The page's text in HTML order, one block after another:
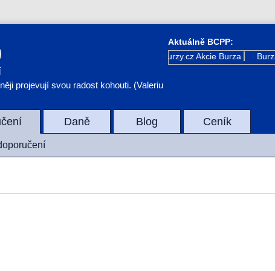
projevují svou radost kohouti. (Valeriu
Aktuálně BCPP:
Kurzy.cz Akcie Burza Burza
Daně Blog Ceník